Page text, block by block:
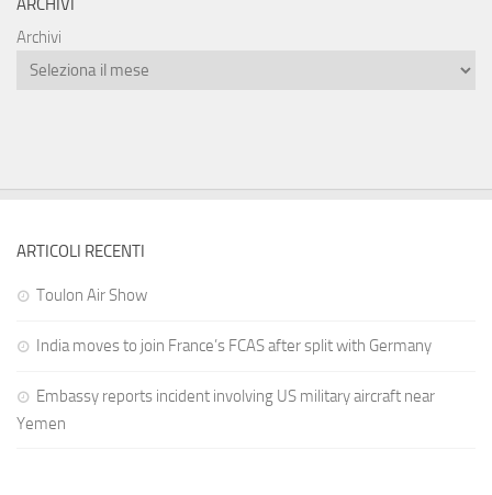
ARCHIVI
Archivi
ARTICOLI RECENTI
Toulon Air Show
India moves to join France’s FCAS after split with Germany
Embassy reports incident involving US military aircraft near
Yemen